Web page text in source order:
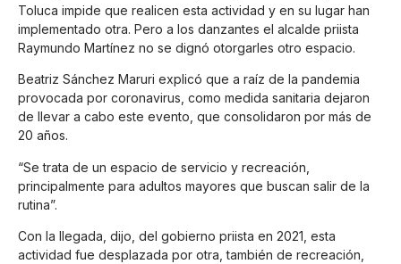
Toluca impide que realicen esta actividad y en su lugar han
implementado otra. Pero a los danzantes el alcalde priista
Raymundo Martínez no se dignó otorgarles otro espacio.
Beatriz Sánchez Maruri explicó que a raíz de la pandemia
provocada por coronavirus, como medida sanitaria dejaron
de llevar a cabo este evento, que consolidaron por más de
20 años.
“Se trata de un espacio de servicio y recreación,
principalmente para adultos mayores que buscan salir de la
rutina”.
Con la llegada, dijo, del gobierno priista en 2021, esta
actividad fue desplazada por otra, también de recreación,